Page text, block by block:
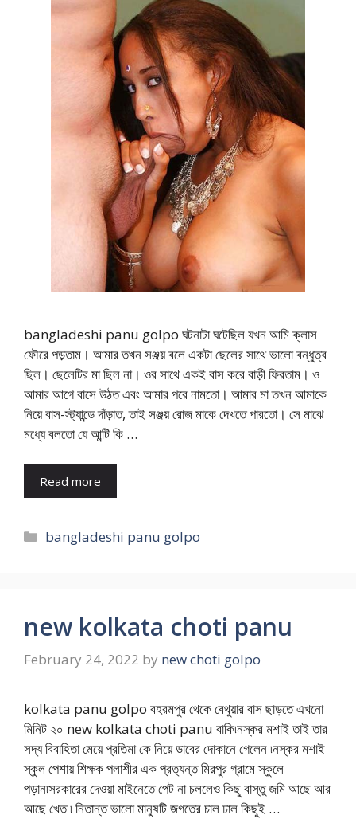
bangladeshi panu golpo ঘটনাটা ঘটেছিল যখন আমি ক্লাস
ফৌরে পড়তাম। আমার তখন সঞ্জয় বলে একটা ছেলের সাথে ভালো বন্ধুত্ব
ছিল। ছেলেটির মা ছিল না। ওর সাথে একই বাস করে বাড়ী ফিরতাম। ও
আমার আগে বাসে উঠত এবং আমার পরে নামতো। আমার মা তখন আমাকে
নিয়ে বাস-স্ট্যান্ডে দাঁড়াত, তাই সঞ্জয় রোজ মাকে দেখতে পারতো। সে মাঝে
মধ্যে বলতো যে আন্টি কি …
Read more
Categories
bangladeshi panu golpo
new kolkata choti panu
February 24, 2022 by new choti golpo
kolkata panu golpo বহরমপুর থেকে বেথুয়ার বাস ছাড়তে এখনো
মিনিট ২০ new kolkata choti panu বাকি৷নস্কর মশাই তাই তার
সদ্য বিবাহিতা মেয়ে প্রতিমা কে নিয়ে ডাবের দোকানে গেলেন ৷নস্কর মশাই
স্কুল পেশায় শিক্ষক পলাশীর এক প্রত্যন্ত মিরপুর গ্রামে স্কুলে
পড়ান৷সরকারের দেওয়া মাইনেতে পেট না চললেও কিছু বাস্তু জমি আছে আর
আছে খেত ৷ নিতান্ত ভালো মানুষটি জগতের চাল ঢাল কিছুই …